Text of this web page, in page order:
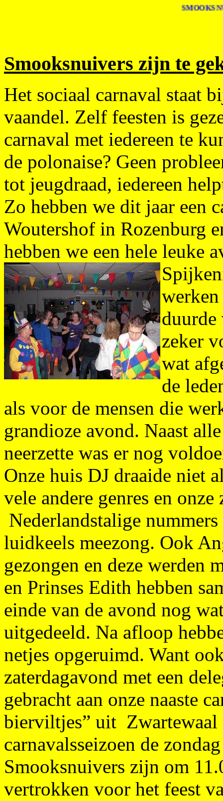
Smooksnuivers zijn te
Het sociaal carnaval staat
vaandel. Zelf feesten is
carnaval met iedereen te
de polonaise? Geen
tot jeugdraad, iedereen
Zo hebben we dit jaar een
Woutershof in Rozenburg
hebben we een hele leuke
duurde
zeker
wat
de
als voor de mensen die
grandioze avond. Naast
neerzette was er nog
Onze huis DJ draaide niet
vele andere genres en
Nederlandstalige
luidkeels meezong. Ook
gezongen en deze werden
en Prinses Edith hebben
einde van de avond nog
uitgedeeld. Na afloop
netjes opgeruimd. Want
zaterdagavond met een
gebracht aan onze naaste
bierviltjes” uit
carnavalsseizoen de
Smooksnuivers zijn om
vertrokken voor het feest